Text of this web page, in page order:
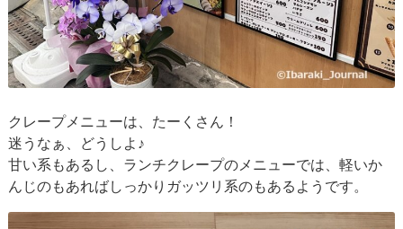
クレープメニューは、たーくさん！
迷うなぁ、どうしよ♪
甘い系もあるし、ランチクレープのメニューでは、軽いか
んじのもあればしっかりガッツリ系のもあるようです。